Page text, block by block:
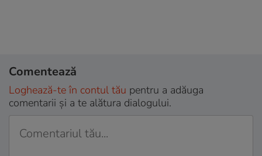
Comentează
Loghează-te în contul tău pentru a adăuga
comentarii și a te alătura dialogului.